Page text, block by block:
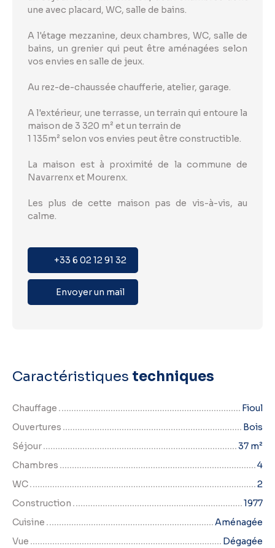
une avec placard, WC, salle de bains.
A l'étage mezzanine, deux chambres, WC, salle de
bains, un grenier qui peut être aménagées selon
vos envies en salle de jeux.
Au rez-de-chaussée chaufferie, atelier, garage.
A l'extérieur, une terrasse, un terrain qui entoure la
maison de 3 320 m² et un terrain de
1 135m² selon vos envies peut être constructible.
La maison est à proximité de la commune de
Navarrenx et Mourenx.
Les plus de cette maison pas de vis-à-vis, au
calme.
+33 6 02 12 91 32
Envoyer un mail
Caractéristiques techniques
Chauffage
Fioul
Ouvertures
Bois
Séjour
37 m²
Chambres
4
WC
2
Construction
1977
Cuisine
Aménagée
Vue
Dégagée